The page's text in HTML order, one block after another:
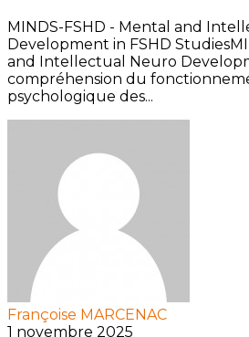
MINDS-FSHD - Mental and
Development in FSHD
and Intellectual Neuro
compréhension du
psychologique des...
Françoise MARCENAC
1 novembre 2025